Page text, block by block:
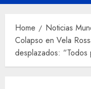
Home
Noticias
Colapso en Vela
desplazados: